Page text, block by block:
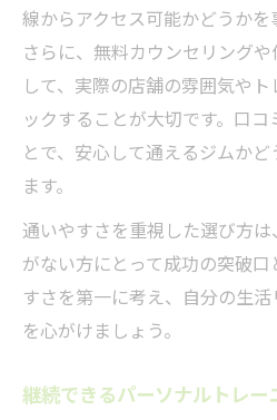
線からアクセス可能かどうかを
さらに、無料カウンセリング
して、実際の店舗の雰囲気や
ックすることが大切です。口
とで、安心して通えるジムか
ます。
通いやすさを重視した選び方
がない方にとって成功の突破
すさを第一に考え、自分の生
を心がけましょう。
継続できるパーソナルトレー